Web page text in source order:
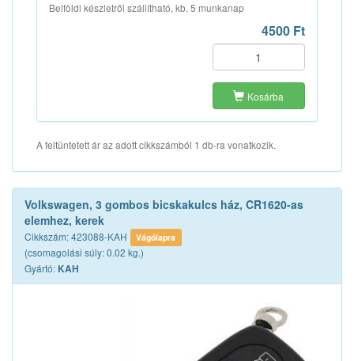
Belföldi készletről szállítható, kb. 5 munkanap
4500 Ft
Kosárba
A feltüntetett ár az adott cikkszámból 1 db-ra vonatkozik.
Volkswagen, 3 gombos bicskakulcs ház, CR1620-as
elemhez, kerek
Cikkszám: 423088-KAH Vágólapra
(csomagolási súly: 0.02 kg.)
Gyártó: KAH